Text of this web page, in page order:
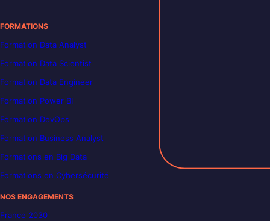
FORMATIONS
Formation Data Analyst
Formation Data Scientist
Formation Data Engineer
Formation Power BI
Formation DevOps
Formation Business Analyst
Formations en Big Data
Formations en Cybersécurité
NOS ENGAGEMENTS
France 2030